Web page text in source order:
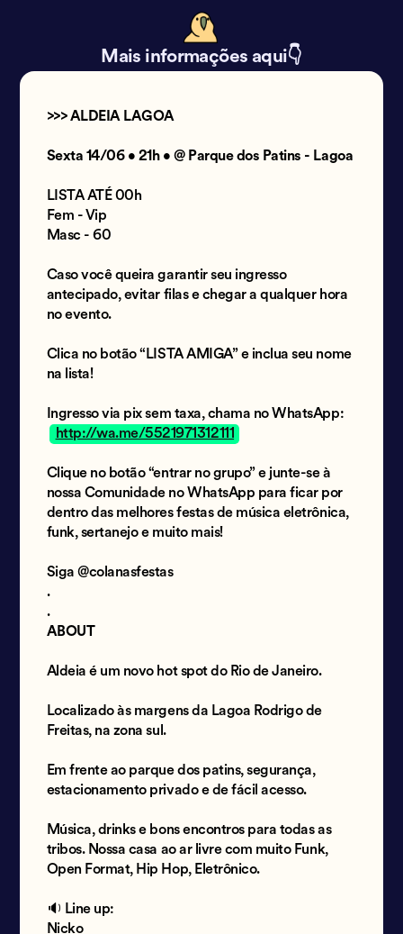
Mais informações aqui👇
>>> ALDEIA LAGOA
Sexta 14/06 • 21h • @ Parque dos Patins - Lagoa
LISTA ATÉ 00h
Fem - Vip
Masc - 60
Caso você queira garantir seu ingresso
antecipado, evitar filas e chegar a qualquer hora
no evento.
Clica no botão “LISTA AMIGA” e inclua seu nome
na lista!
Ingresso via pix sem taxa, chama no WhatsApp:
http://wa.me/5521971312111
Clique no botão “entrar no grupo” e junte-se à
nossa Comunidade no WhatsApp para ficar por
dentro das melhores festas de música eletrônica,
funk, sertanejo e muito mais!
Siga @colanasfestas
.
.
ABOUT
Aldeia é um novo hot spot do Rio de Janeiro.
Localizado às margens da Lagoa Rodrigo de
Freitas, na zona sul.
Em frente ao parque dos patins, segurança,
estacionamento privado e de fácil acesso.
Música, drinks e bons encontros para todas as
tribos. Nossa casa ao ar livre com muito Funk,
Open Format, Hip Hop, Eletrônico.
🔉 Line up:
Nicko